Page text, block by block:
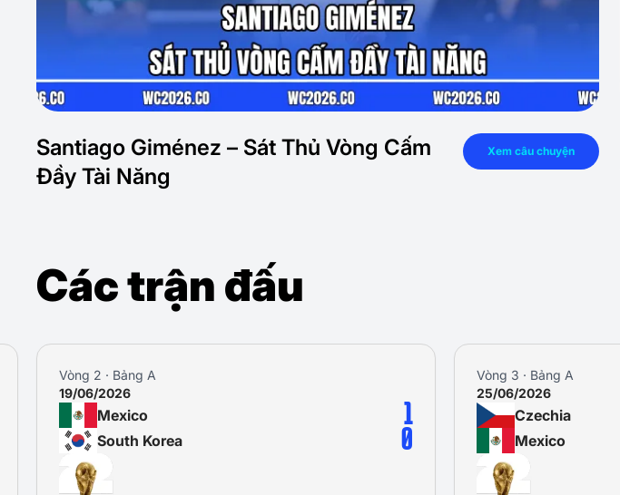
Santiago Giménez – Sát Thủ Vòng Cấm
Đầy Tài Năng
Xem câu chuyện
Các trận đấu
Vòng 3 · Bảng A
25/06/2026
Czechia
Mexico
0
3
Vòng 1 · Bảng A
11/06/2026
Mexico
South Africa